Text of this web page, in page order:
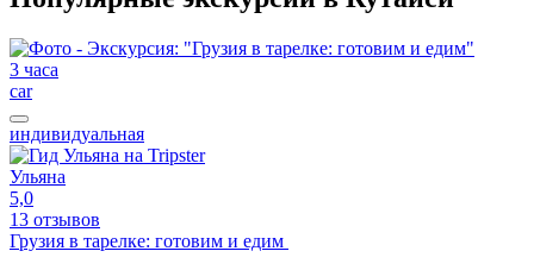
3 часа
car
индивидуальная
Ульяна
5,0
13 отзывов
Грузия в тарелке: готовим и едим